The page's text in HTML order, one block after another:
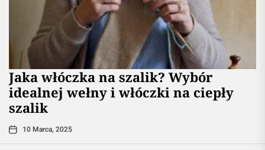
Jaka włóczka na szalik? Wybór
idealnej wełny i włóczki na ciepły
szalik
10 Marca, 2025